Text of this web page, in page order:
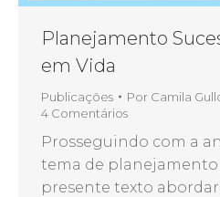
Planejamento
em Vida
Publicações Por Camila
4 Comentários
Prosseguindo com a
tema de planejamento
presente texto